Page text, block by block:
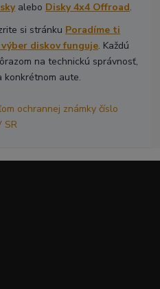
alebo Disky 4x4 Offroad.
si stránku Poradíme ti
diskov funguje. Každú
na technickú správnosť,
konkrétnom aute.
ochrannej známky číslo
SR